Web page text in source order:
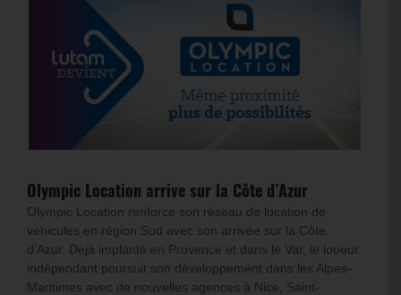
Olympic Location arrive sur la Côte d’Azur
Olympic Location renforce son réseau de location de
véhicules en région Sud avec son arrivée sur la Côte
d’Azur. Déjà implanté en Provence et dans le Var, le loueur
indépendant poursuit son développement dans les Alpes-
Maritimes avec de nouvelles agences à Nice, Saint-